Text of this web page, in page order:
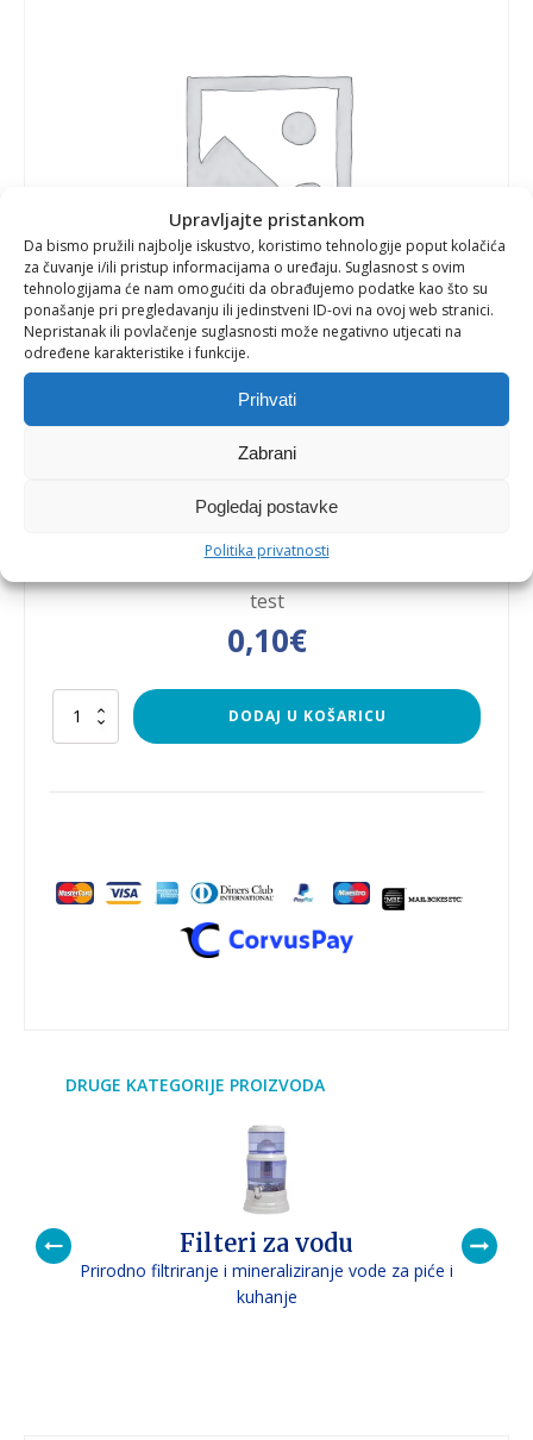
Upravljajte pristankom
Da bismo pružili najbolje iskustvo, koristimo tehnologije poput kolačića
za čuvanje i/ili pristup informacijama o uređaju. Suglasnost s ovim
tehnologijama će nam omogućiti da obrađujemo podatke kao što su
ponašanje pri pregledavanju ili jedinstveni ID-ovi na ovoj web stranici.
Nepristanak ili povlačenje suglasnosti može negativno utjecati na
određene karakteristike i funkcije.
Prihvati
Zabrani
Pogledaj postavke
Politika privatnosti
Test
test
0,10€
Test
DODAJ U KOŠARICU
DRUGE KATEGORIJE PROIZVODA
Filteri za vodu
Prirodno filtriranje i mineraliziranje vode za piće i
kuhanje